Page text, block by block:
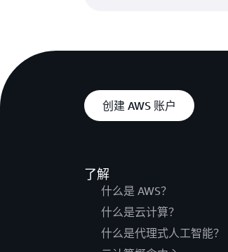
创建 AWS 账户
了解
什么是 AWS？
什么是云计算？
什么是代理式人工智能？